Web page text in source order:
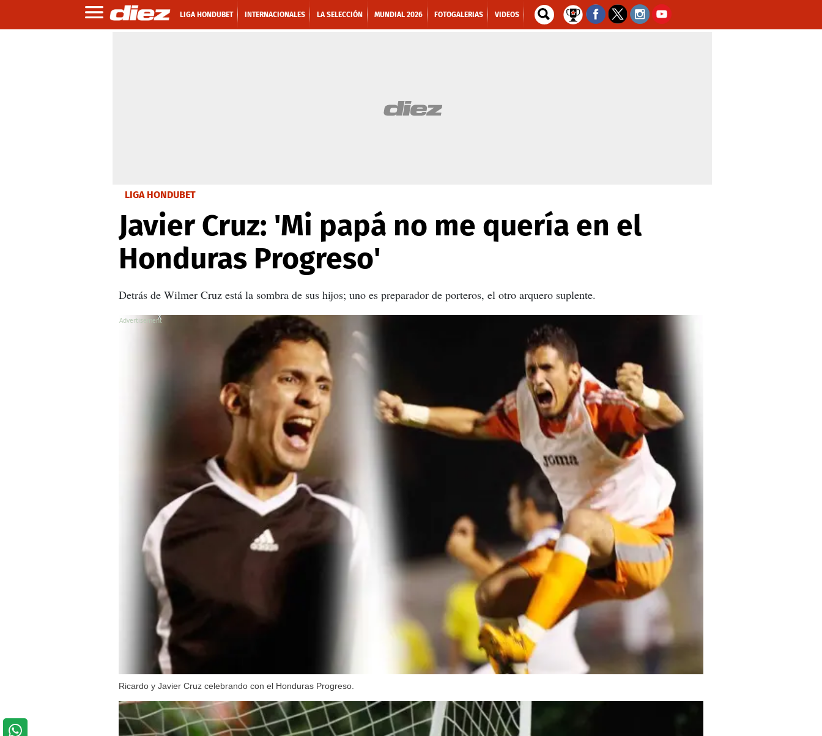
LIGA HONDUBET INTERNACIONALES LA SELECCIÓN MUNDIAL 2026 FOTOGALERIAS VIDEOS
LIGA HONDUBET
Javier Cruz: 'Mi papá no me quería en el
Honduras Progreso'
Detrás de Wilmer Cruz está la sombra de sus hijos; uno es preparador de porteros, el otro arquero suplente.
Ricardo y Javier Cruz celebrando con el Honduras Progreso.
X